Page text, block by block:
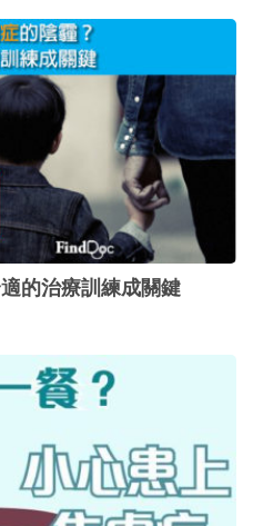
被新聞上的疫情消息轟
然後當遇上小朋友不聽
分歧時，本身壓抑在心
，輕則口不慎說出傷害
對方。 即使我們沒有辦
因為疫情及各種原因逐
法可以嘗試： 1. 維持社
期我們還是應該
這並不代表我們不能跟
家人聊聊天，紓發一下
播，還會讓你在這個讓
一點支持，紓解那份孤
情； 2. 出外走走 待疫情
安全的情況下到外面走
的治療訓練成關鍵